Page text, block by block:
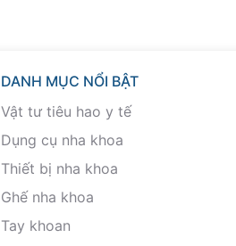
DANH MỤC NỔI BẬT
Vật tư tiêu hao y tế
Dụng cụ nha khoa
Thiết bị nha khoa
Ghế nha khoa
Tay khoan